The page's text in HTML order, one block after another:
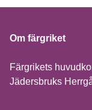
Om färgriket
Färgrikets
Jädersbruks